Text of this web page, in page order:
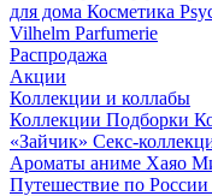
для дома Косметика
Vilhelm Parfumerie
Распродажа
Акции
Коллекции и коллабы
Коллекции Подборки
«Зайчик» Секс-
Ароматы аниме Хаяо
Путешествие по России